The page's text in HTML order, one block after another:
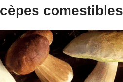
cèpes comestibles